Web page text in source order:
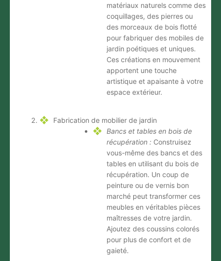
matériaux naturels comme des
coquillages, des pierres ou
des morceaux de bois flotté
pour fabriquer des mobiles de
jardin poétiques et uniques.
Ces créations en mouvement
apportent une touche
artistique et apaisante à votre
espace extérieur.
Fabrication de mobilier de jardin
Bancs et tables en bois de
récupération : Construisez
vous-même des bancs et des
tables en utilisant du bois de
récupération. Un coup de
peinture ou de vernis bon
marché peut transformer ces
meubles en véritables pièces
maîtresses de votre jardin.
Ajoutez des coussins colorés
pour plus de confort et de
gaieté.